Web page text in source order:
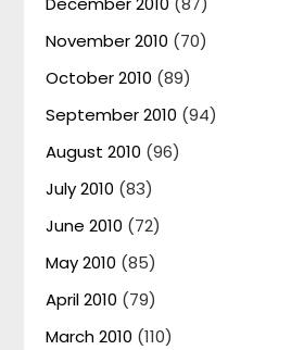
November 2010 (70)
October 2010 (89)
September 2010 (94)
August 2010 (96)
July 2010 (83)
June 2010 (72)
May 2010 (85)
April 2010 (79)
March 2010 (110)